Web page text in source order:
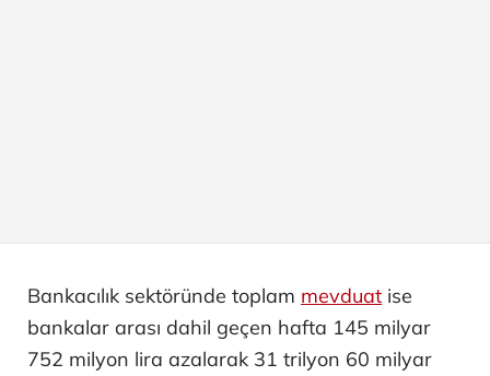
Bankacılık sektöründe toplam mevduat ise
bankalar arası dahil geçen hafta 145 milyar
752 milyon lira azalarak 31 trilyon 60 milyar